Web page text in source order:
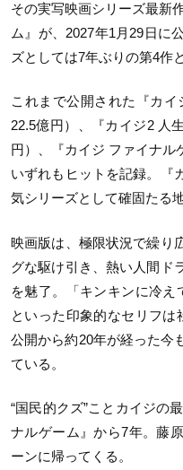
その実写映画シリーズ最新
ム』が、2027年1月29日に
ズとしては7年ぶりの第4作
これまで公開された『カ
22.5億円）、『カイジ2 人
円）、『カイジ ファイナル
いずれもヒットを記録。『
気シリーズとして確固たる
映画版は、極限状況で繰り
グな駆け引き、熱い人間ド
を魅了。「キンキンに冷え
といった印象的なセリフ
公開から約20年が経った今
ている。
“国民的クズ”ことカイジの
ナルゲーム』から7年。藤
ーンに帰ってくる。